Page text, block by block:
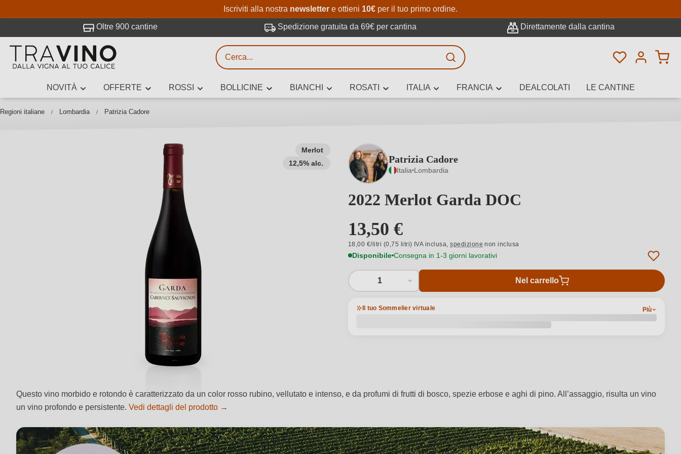
Passa al contenuto principale
Salta alla ricerca
Passa alla navigazione principale
Iscriviti alla nostra newsletter e ottieni 10€ per il tuo primo ordine.
Oltre 900 cantine Spedizione gratuita da 69€ per cantina Direttamente dalla cantina
Hai 0 articoli
NOVITÀ OFFERTE ROSSI BOLLICINE BIANCHI ROSATI ITALIA FRANCIA DEALCOLATI LE CANTINE
Regioni italiane Lombardia Patrizia Cadore
Merlot
12,5% alc.
Patrizia Cadore
Italia Lombardia
2022 Merlot Garda DOC
13,50 €
18,00 €/litri (0,75 litri) IVA inclusa,spedizione non inclusa
Disponibile Consegna in 1-3 giorni lavorativi
1 Nel carrello
Il tuo Sommelier virtuale Più
Questo vino morbido e rotondo è caratterizzato da un color rosso rubino, vellutato e intenso, e da profumi di frutti di bosco, spezie erbose e aghi di pino. All’assaggio, risulta un vino
un vino profondo e persistente. Vedi dettagli del prodotto →
Ricerca vini
Inserisci almeno 3 caratteri
Ricerca avanzata
Descrivi il vino stai cercando – per gusto, occasione, nome del vino, vitigno, regione, cantina o
altri criteri.
Travino.